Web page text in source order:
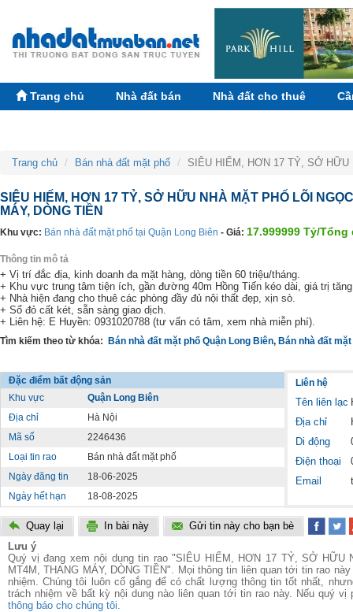
Trang chủ Nhà đất bán Nhà đất cho thuê
Trang chủ Bán nhà đất mặt phố SIÊU HIẾM, HƠN 17 TỶ, SỞ HỮU
SIÊU HIẾM, HƠN 17 TỶ, SỞ HỮU NHÀ MẶT PHỐ LÕI
MÁY, DÒNG TIỀN
Khu vực: Bán nhà đất mặt phố tại Quận Long Biên - Giá: 17.999999 Tỷ/
Thông tin mô tả
+ Vị trí đắc địa, kinh doanh đa mặt hàng, dòng tiền 60 triệu/tháng.
+ Khu vực trung tâm tiện ích, gần đường 40m Hồng Tiến kéo dài, giá trị
+ Nhà hiện đang cho thuê các phòng đầy đủ nội thất đẹp, xịn sò.
+ Sổ đỏ cất két, sẵn sàng giao dịch.
+ Liên hệ: E Huyền: 0931020788 (tư vấn có tâm, xem nhà miễn phí).
Tìm kiếm theo từ khóa: Bán nhà đất mặt phố Quận Long Biên, Bán nhà đất
Đặc điểm bất động sản
Khu vực
Quận Long Biên
Địa chỉ
Hà Nội
Mã số
2246436
Loại tin rao
Bán nhà đất mặt phố
Ngày đăng tin
18-06-2025
Ngày hết hạn
18-08-2025
Liên hệ
Tên liên lạc
Địa chỉ
Di động
Điện thoại
Email
Quay lại In bài này
Gửi tin này cho bạn bè
Lưu ý
Quý vị đang xem nội dung tin rao "SIÊU HIẾM, HƠN 17 TỶ, SỞ HỮU
MT4M, THANG MÁY, DÒNG TIỀN". Mọi thông tin liên quan tới tin rao
nhiệm. Chúng tôi luôn cố gắng để có chất lượng thông tin tốt nhất,
trách nhiệm về bất kỳ nội dung nào liên quan tới tin rao này. Nếu quý
thông báo cho chúng tôi.